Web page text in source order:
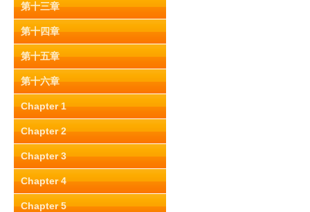
第十三章
第十四章
第十五章
第十六章
Chapter 1
Chapter 2
Chapter 3
Chapter 4
Chapter 5